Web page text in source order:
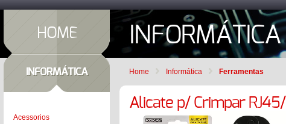
HOME
INFORMÁTICA
Acessorios
INFORMÁTICA
Home Informática Ferramentas
Alicate p/ Crimpar RJ45/